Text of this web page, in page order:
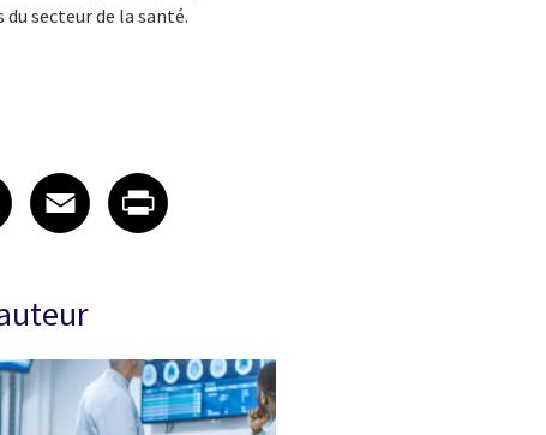
secteur de la santé.
LinkedIn
on X
article on Facebook
Facebook
Share article on Email
Email
Share article on Print